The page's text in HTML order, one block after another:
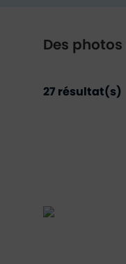
Des
27 résultat(s)